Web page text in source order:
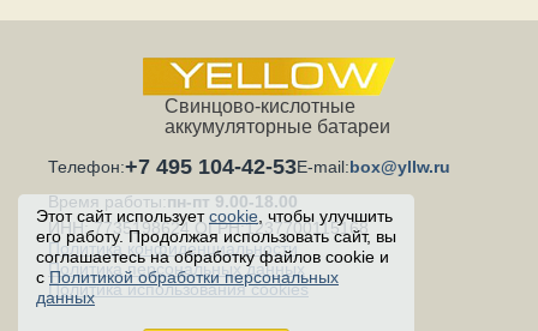
Этот сайт используетcookie , чтобы улучшить
его работу. Продолжая использовать сайт, вы
соглашаетесь на обработку файлов cookie и
сПолитикой обработки персональных
данных
Свинцово-кислотные
аккумуляторные батареи
Телефон:+7 495 104-42-53E-mail:box@yllw.ru
Время работы:пн-пт 9.00-18.00
ИНН: 7735198624 ОГРН:1237700115168
Политика конфиденциальности
Политика персональных данных
Политика использования cookies